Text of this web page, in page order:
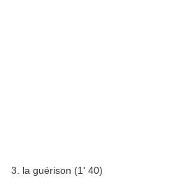
3. la guérison (1' 40)